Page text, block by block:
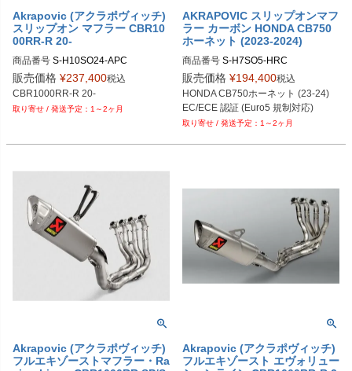
Akrapovic (アクラポヴィッチ)
スリップオン マフラー CBR10
00RR-R 20-
商品番号 S-H10SO24-APC
販売価格 ¥237,400税込
CBR1000RR-R 20-
1～2ヶ月
AKRAPOVIC スリップオンマフ
ラー カーボン HONDA CB750
ホーネット (2023-2024)
商品番号 S-H7SO5-HRC
販売価格 ¥194,400税込
HONDA CB750ホーネット (23-24)
EC/ECE 認証 (Euro5 規制対応)
1～2ヶ月
Akrapovic (アクラポヴィッチ)
フルエキゾーストマフラー・Ra
Akrapovic (アクラポヴィッチ)
フルエキゾースト エヴォリュー